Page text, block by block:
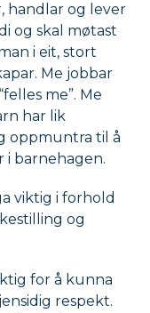
handlar og lever
og skal møtast
i eit, stort
Me jobbar
me”. Me
har lik
oppmuntra til å
i barnehagen.
viktig i forhold
og
for å kunna
respekt.